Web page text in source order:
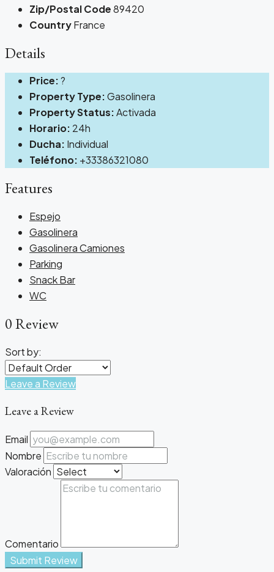
Zip/Postal Code89420
CountryFrance
Details
Price:?
Property Type:Gasolinera
Property Status:Activada
Horario: 24h
Ducha: Individual
Teléfono: +33386321080
Features
Espejo
Gasolinera
Gasolinera Camiones
Parking
Snack Bar
WC
0 Review
Sort by:
Leave a Review
Leave a Review
Email
Nombre
Valoración
Comentario
Submit Review